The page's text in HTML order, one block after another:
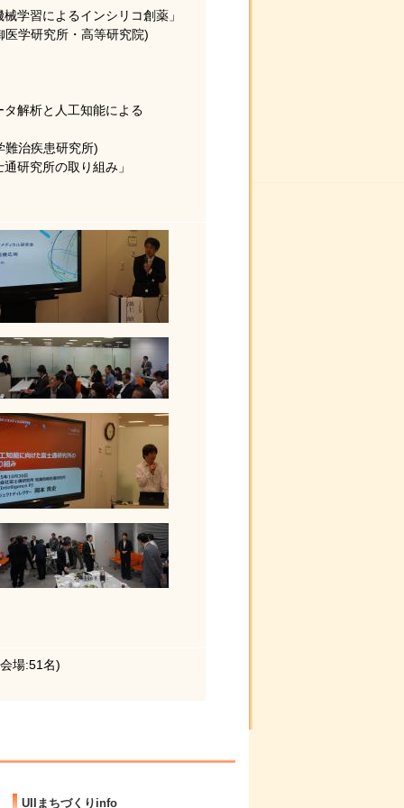
学習によるインシリコ創薬」
研究所・高等研究院)
解析と人工知能による
疾患研究所)
研究所の取り組み」
場:51名)
UIIまちづくりinfo